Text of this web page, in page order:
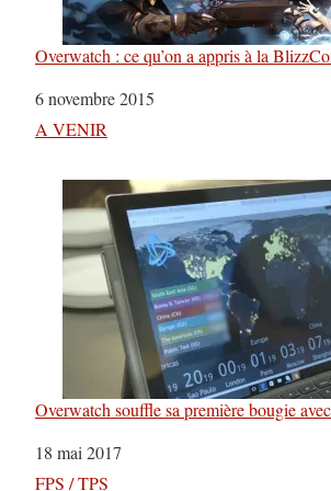
Overwatch : ce qu’on a appris à la
Date
6 novembre 2015
Par rapport à
A VENIR
Overwatch souffle sa première bougie
Date
18 mai 2017
Par rapport à
FPS / TPS